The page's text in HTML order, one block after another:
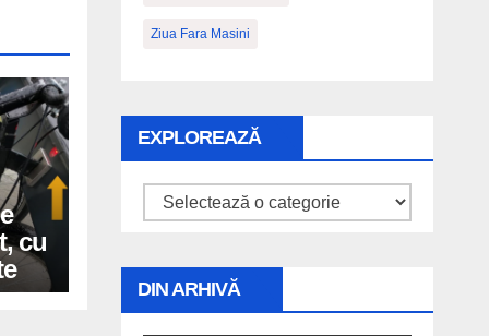
cu
Ziua Fara Masini
EXPLOREAZĂ
Explorează
DIN ARHIVĂ